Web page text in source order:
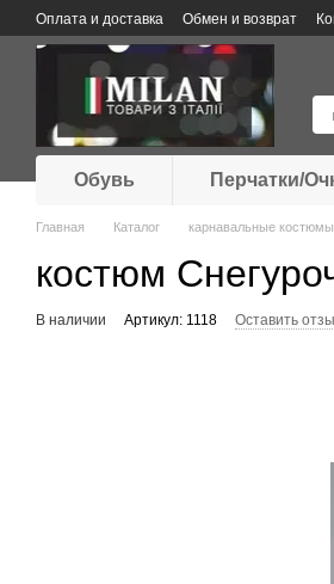
Перейти к основному контенту
Оплата и доставка Обмен и возврат
Обувь Перчатки/
Главная Каталог карнавальные костюмы
костюм
В наличии Артикул: 1118 Оставить